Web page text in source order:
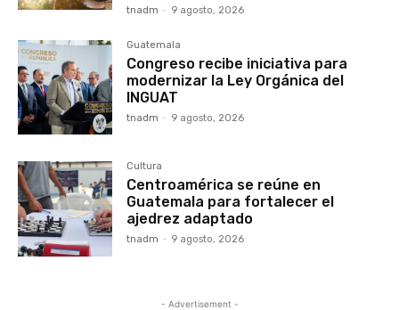
tnadm - 9 agosto, 2026
Guatemala
Congreso recibe iniciativa para
modernizar la Ley Orgánica del
INGUAT
tnadm - 9 agosto, 2026
Cultura
Centroamérica se reúne en
Guatemala para fortalecer el
ajedrez adaptado
tnadm - 9 agosto, 2026
- Advertisement -